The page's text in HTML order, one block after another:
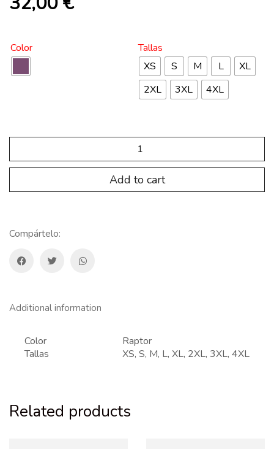
Color
Tallas
XS
S M L
XL
2XL
3XL 4XL
Trail
T-
Add to cart
Compártelo:
Additional information
Color
Raptor
Tallas
XS, S, M, L, XL, 2XL, 3XL, 4XL
Related products